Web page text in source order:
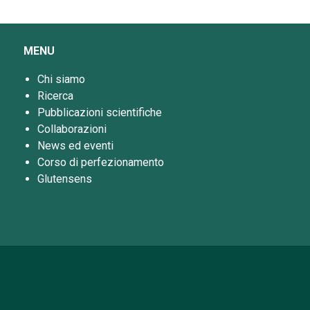
MENU
Chi siamo
Ricerca
Pubblicazioni scientifiche
Collaborazioni
News ed eventi
Corso di perfezionamento
Glutensens